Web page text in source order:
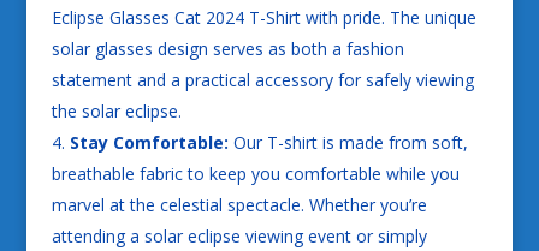
Eclipse Glasses Cat 2024 T-Shirt with pride. The unique
solar glasses design serves as both a fashion
statement and a practical accessory for safely viewing
the solar eclipse.
Stay Comfortable: Our T-shirt is made from soft,
breathable fabric to keep you comfortable while you
marvel at the celestial spectacle. Whether you’re
attending a solar eclipse viewing event or simply